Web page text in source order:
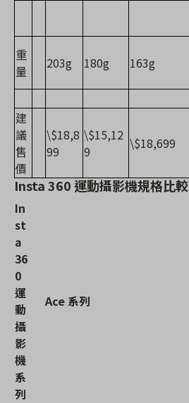
重
量
203g 180g 163g
建
議
售
價
\$18,8
99
\$15,12
9
\$18,699
Insta 360 運動攝影機規格比較
In
st
a
36
0
運
動
攝
影
機
系
列
Ace 系列